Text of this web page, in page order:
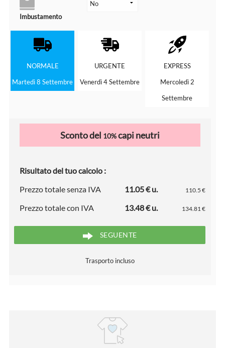
Imbustamento
NORMALE
Martedì 8 Settembre
URGENTE
Venerdì 4 Settembre
EXPRESS
Mercoledì 2
Settembre
Sconto del 10%capi neutri
Risultato del tuo calcolo :
Prezzo totale senza IVA
11.05 € u. 110.5 €
Prezzo totale con IVA 13.48 € u. 134.81 €
SEGUENTE
Trasporto incluso